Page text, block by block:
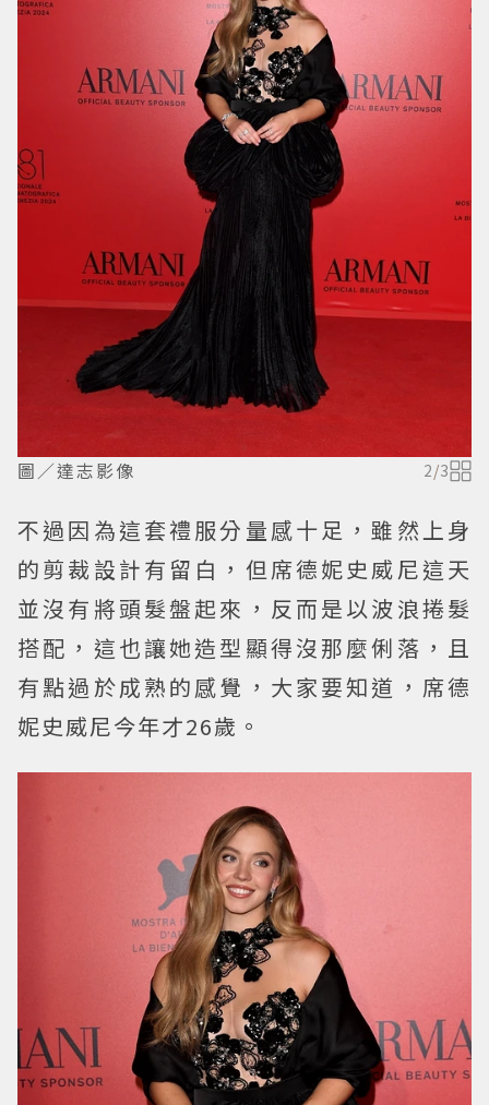
圖／達志影像 2/3
不過因為這套禮服分量感十足，雖然上身
的剪裁設計有留白，但席德妮史威尼這天
並沒有將頭髮盤起來，反而是以波浪捲髮
搭配，這也讓她造型顯得沒那麼俐落，且
有點過於成熟的感覺，大家要知道，席德
妮史威尼今年才26歲。